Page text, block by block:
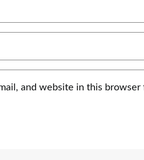
and website in this